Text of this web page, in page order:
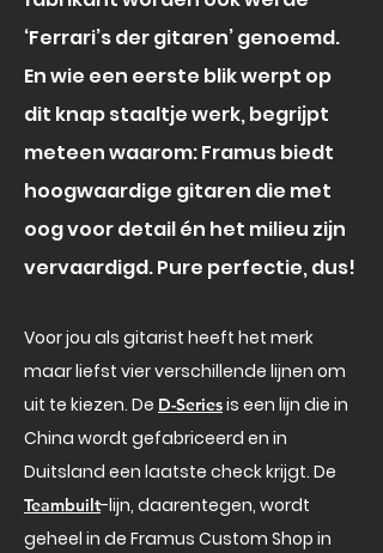
‘Ferrari’s der gitaren’ genoemd.
En wie een eerste blik werpt op
dit knap staaltje werk, begrijpt
meteen waarom: Framus biedt
hoogwaardige gitaren die met
oog voor detail én het milieu zijn
vervaardigd. Pure perfectie, dus!
Voor jou als gitarist heeft het merk
maar liefst vier verschillende lijnen om
uit te kiezen. De D-Seriesis een lijn die in
China wordt gefabriceerd en in
Duitsland een laatste check krijgt. De
Teambuilt-lijn, daarentegen, wordt
geheel in de Framus Custom Shop in